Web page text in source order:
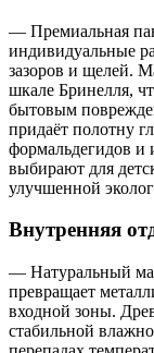
— Премиальная
индивидуальные
зазоров и щелей.
шкале Бринелля,
бытовым
придаёт полотну
формальдегидов и
выбирают для
улучшенной
Внутренняя
— Натуральный
превращает
входной зоны.
стабильной